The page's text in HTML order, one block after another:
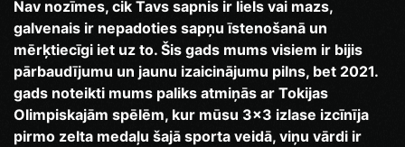
Nav nozīmes, cik Tavs sapnis ir liels vai mazs,
galvenais ir nepadoties sapņu īstenošanā un
mērķtiecīgi iet uz to. Šis gads mums visiem ir bijis
pārbaudījumu un jaunu izaicinājumu pilns, bet 2021.
gads noteikti mums paliks atmiņās ar Tokijas
Olimpiskajām spēlēm, kur mūsu 3x3 izlase izcīnīja
pirmo zelta medaļu šajā sporta veidā, viņu vārdi ir